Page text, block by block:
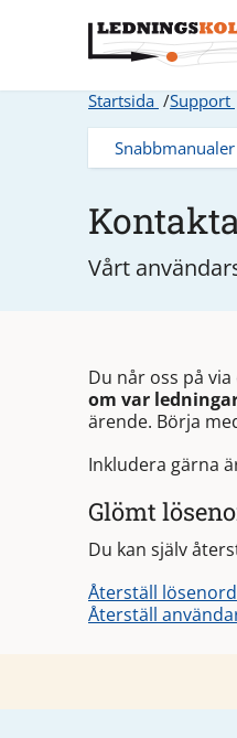
Startsida Support
Snabbmanualer
Vårt
Du når oss på via
om var
ärende. Börja
Inkludera gärna
Glömt
Du kan själv
Återställ lösenord
Återställ